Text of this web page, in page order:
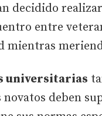
decidido
entre
mientras
universitarias
novatos deben